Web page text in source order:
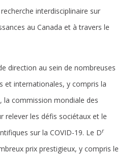
interdisciplinaire sur
au Canada et à travers le
direction au sein de nombreuses
et internationales, y compris la
la commission mondiale des
relever les défis sociétaux et le
sur la COVID-19. Le Dr
prix prestigieux, y compris le